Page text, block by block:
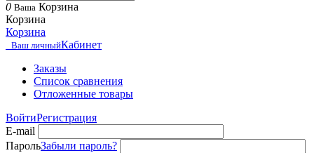
0 Ваша Корзина
Корзина
Корзина
Ваш личныйКабинет
Заказы
Список сравнения
Отложенные товары
ВойтиРегистрация
E-mail
ПарольЗабыли пароль?